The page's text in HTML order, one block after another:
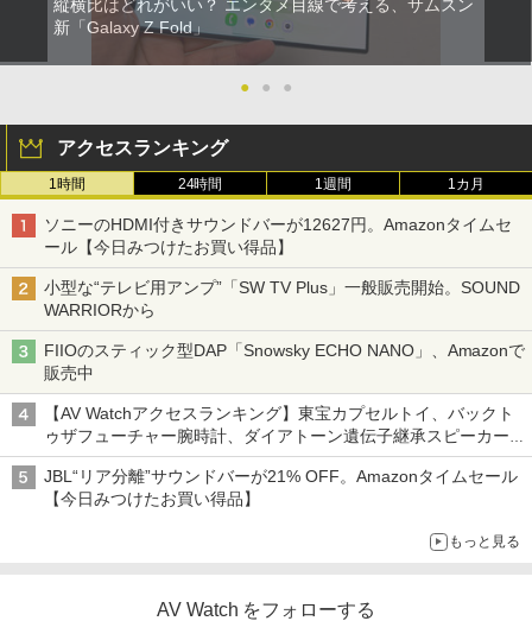
縦横比はどれがいい？ エンタメ目線で考える、サムスン
新「Galaxy Z Fold」
● ● ●
アクセスランキング
1時間 24時間 1週間 1カ月
ソニーのHDMI付きサウンドバーが12627円。Amazonタイムセ
ール【今日みつけたお買い得品】
小型な“テレビ用アンプ”「SW TV Plus」一般販売開始。SOUND
WARRIORから
FIIOのスティック型DAP「Snowsky ECHO NANO」、Amazonで
販売中
【AV Watchアクセスランキング】東宝カプセルトイ、バックト
ゥザフューチャー腕時計、ダイアトーン遺伝子継承スピーカー
('26年8月3日～9日)
JBL“リア分離”サウンドバーが21% OFF。Amazonタイムセール
【今日みつけたお買い得品】
もっと見る
AV Watch をフォローする